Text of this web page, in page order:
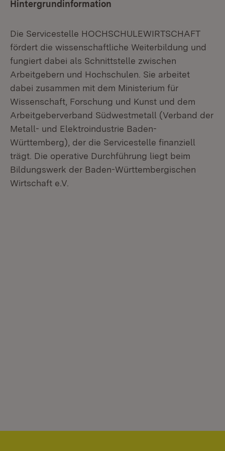
Hintergrundinformation
Die Servicestelle HOCHSCHULEWIRTSCHAFT
fördert die wissenschaftliche Weiterbildung und
fungiert dabei als Schnittstelle zwischen
Arbeitgebern und Hochschulen. Sie arbeitet
dabei zusammen mit dem Ministerium für
Wissenschaft, Forschung und Kunst und dem
Arbeitgeberverband Südwestmetall (Verband der
Metall- und Elektroindustrie Baden-
Württemberg), der die Servicestelle finanziell
trägt. Die operative Durchführung liegt beim
Bildungswerk der Baden-Württembergischen
Wirtschaft e.V.